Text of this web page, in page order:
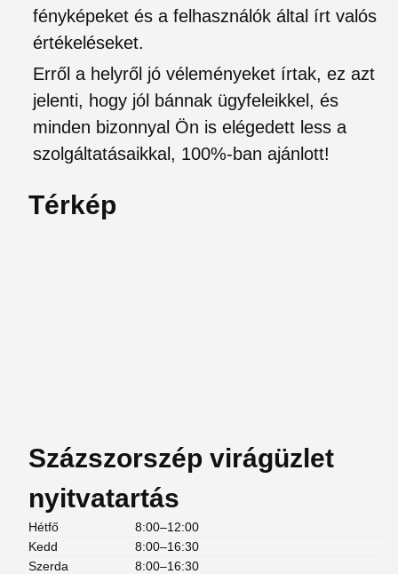
fényképeket és a felhasználók által írt valós
értékeléseket.
Erről a helyről jó véleményeket írtak, ez azt
jelenti, hogy jól bánnak ügyfeleikkel, és
minden bizonnyal Ön is elégedett less a
szolgáltatásaikkal, 100%-ban ajánlott!
Térkép
Százszorszép virágüzlet
nyitvatartás
Hétfő
8:00–12:00
Kedd
8:00–16:30
Szerda
8:00–16:30